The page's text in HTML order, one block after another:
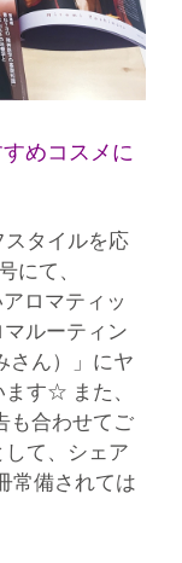
めコスメに
タイルを応
にて、
ロマティッ
ルーティン
さん）」にヤ
す☆ また、
も合わせてご
て、シェア
常備されては